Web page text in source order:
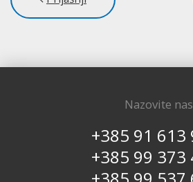
Nazovite
+385 91 613
+385 99 373